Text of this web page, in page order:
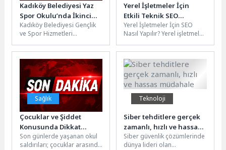
Kadıköy Belediyesi Yaz
Spor Okulu’nda İkinci
Dönem Başladı
Kadıköy Belediyesi Gençlik
ve Spor Hizmetleri
düzenlenen Yaz Spor Okulu,
bu yaz da...
Yerel İşletmeler İçin
Etkili Teknik SEO
Çözümleri
Yerel İşletmeler İçin SEO
Nasıl Yapılır? Yerel işletmeler
optimizasyonu), müşterilerin
bölgesel...
Sağlık
Çocuklar ve Şiddet
Konusunda Dikkat
Edilmesi Gerekenler
Son günlerde yaşanan okul
saldırıları; çocuklar arasında
Teknoloji
Siber tehditlere gerçek
zamanlı, hızlı ve hassas
müdahale
Siber güvenlik çözümlerinde
dünya lideri olan